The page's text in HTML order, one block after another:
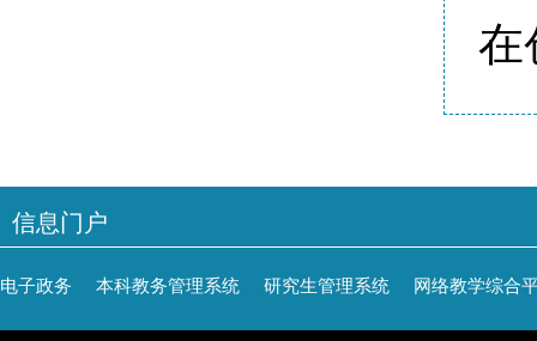
在
信息门户
电子政务 本科教务管理系统 研究生管理系统 网络教学综合